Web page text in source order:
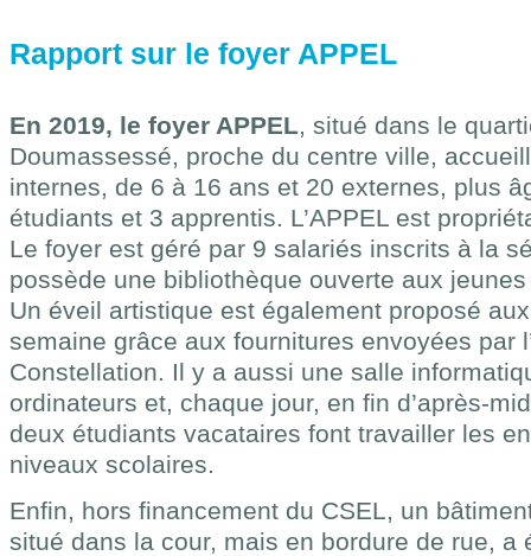
Rapport sur le foyer APPEL
En 2019, le foyer APPEL, situé dans le
Doumassessé, proche du centre ville,
internes, de 6 à 16 ans et 20 externes, plus
étudiants et 3 apprentis. L’APPEL est
Le foyer est géré par 9 salariés inscrits à la
possède une bibliothèque ouverte aux
Un éveil artistique est également proposé
semaine grâce aux fournitures envoyées par
Constellation. Il y a aussi une salle
ordinateurs et, chaque jour, en fin d’après-
deux étudiants vacataires font travailler les
niveaux scolaires.
Enfin, hors financement du CSEL, un
situé dans la cour, mais en bordure de rue, a